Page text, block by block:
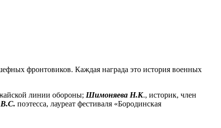
фронтовиков. Каждая награда это история военных
линии обороны; Шимоняева Н.К., историк, член
В.С. поэтесса, лауреат фестиваля «Бородинская